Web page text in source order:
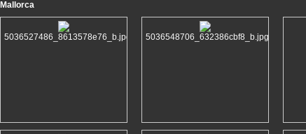
Mallorca
5036527486_8613578e76_b.jpg 5036548706_632386cbf8_b.jpg